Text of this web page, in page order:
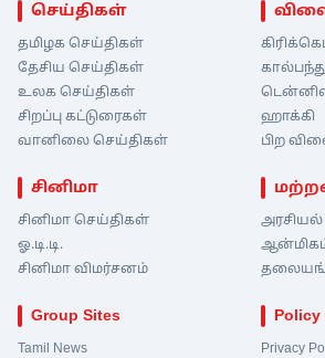
செய்திகள்
தமிழக செய்திகள்
தேசிய செய்திகள்
உலக செய்திகள்
சிறப்பு கட்டுரைகள்
வானிலை செய்திகள்
ஹாக்கி
பிற
சினிமா
சினிமா செய்திகள்
ஓ.டி.டி.
சினிமா விமர்சனம்
Group Sites
Tamil News
Policy
Privacy